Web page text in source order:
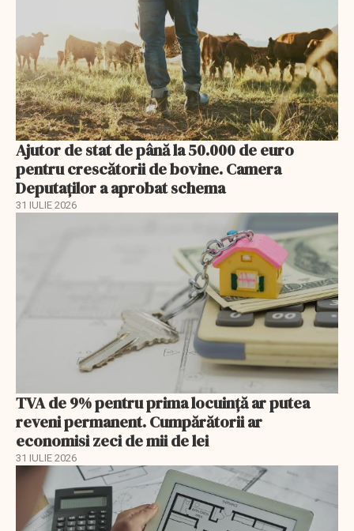
Ajutor de stat de până la 50.000 de euro
pentru crescătorii de bovine. Camera
Deputaților a aprobat schema
31 IULIE 2026
TVA de 9% pentru prima locuință ar putea
reveni permanent. Cumpărătorii ar
economisi zeci de mii de lei
31 IULIE 2026